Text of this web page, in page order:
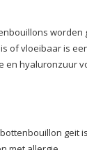
of vloeibaar is
en hyaluronzuur
geit